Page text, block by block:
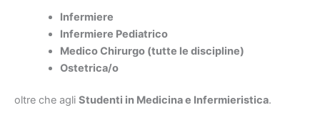
Infermiere
Infermiere Pediatrico
Medico Chirurgo (tutte le discipline)
Ostetrica/o
oltre che agli Studenti in Medicina e Infermieristica.